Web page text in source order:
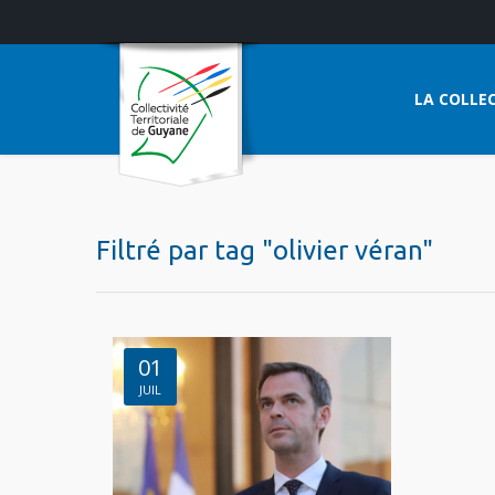
LA
Filtré par tag "olivier véran"
01
JUIL